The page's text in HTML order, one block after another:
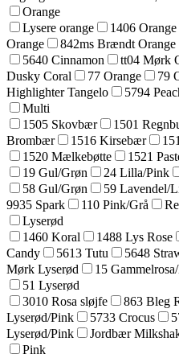
Orange
Lysere orange
1406 Orange
Orange
842ms Brændt Orange
5640 Cinnamon
tt04 Mørk
Dusky Coral
77 Orange 79
Highlighter Tangelo
5794
Multi
1505 Skovbær
1501
Brombær
1516 Kirsebær
1520 Mælkebøtte
1521
19 Gul/Grøn
24 Lilla/Pink
58 Gul/Grøn
59 Lavendel/
9935 Spark
110 Pink/Grå
Lyserød
1460 Koral
1488 Lys Rose
Candy
5613 Tutu 5648
Mørk Lyserød
15
51 Lyserød
3010 Rosa sløjfe
863 Bleg
Lyserød/Pink
5733 Crocus
Lyserød/Pink
Jordbær
Pink